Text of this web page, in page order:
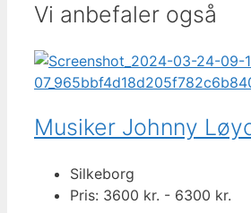
Vi anbefaler også
Musiker Johnny
Silkeborg
Pris: 3600 kr. - 6300 kr.